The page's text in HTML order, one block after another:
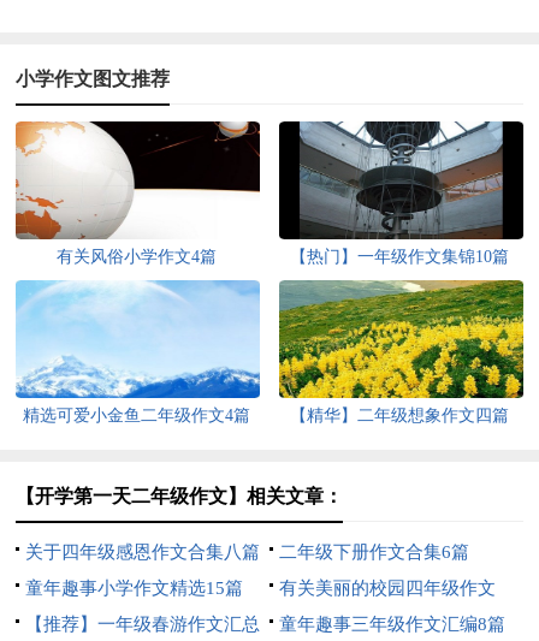
小学作文图文推荐
有关风俗小学作文4篇 【热门】一年级作文集锦10篇
精选可爱小金鱼二年级作文4篇 【精华】二年级想象作文四篇
【开学第一天二年级作文】相关文章：
关于四年级感恩作文合集八篇
二年级下册作文合集6篇
童年趣事小学作文精选15篇
有关美丽的校园四年级作文
300字四篇
【推荐】一年级春游作文汇总
童年趣事三年级作文汇编8篇